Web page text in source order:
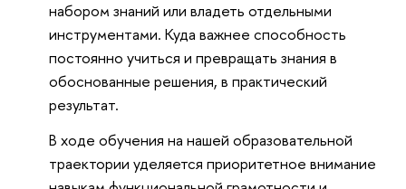
набором знаний или владеть отдельными
инструментами. Куда важнее способность
постоянно учиться и превращать знания в
обоснованные решения, в практический
результат.
В ходе обучения на нашей образовательной
траектории уделяется приоритетное внимание